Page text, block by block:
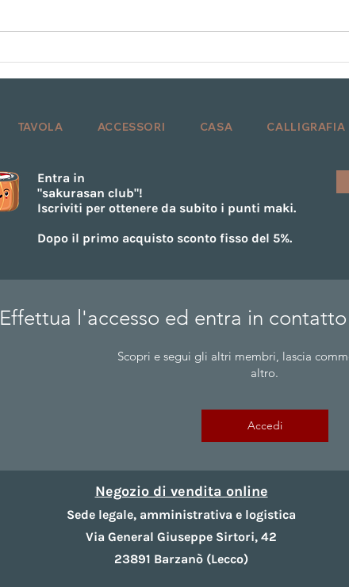
クリスマスおめでとう
TAVOLA ACCESSORI CASA CALLIGRAFIA
Entra in
"sakurasan club"!
Iscriviti per ottenere da subito i punti maki.
Dopo il primo acquisto sconto fisso del 5%.​
Effettua l'accesso ed entra in
Scopri e segui gli altri membri, lascia
altro.
Accedi
Negozio di vendita online
Sede legale, amministrativa e logistica
Via General Giuseppe Sirtori, 42
23891 Barzanò (Lecco)